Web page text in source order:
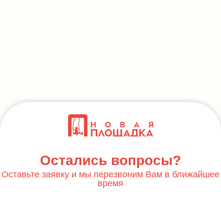
Остались вопросы?
Оставьте заявку и мы перезвоним Вам в ближайшее
время